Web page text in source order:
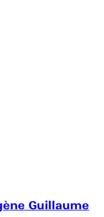
Guillaume